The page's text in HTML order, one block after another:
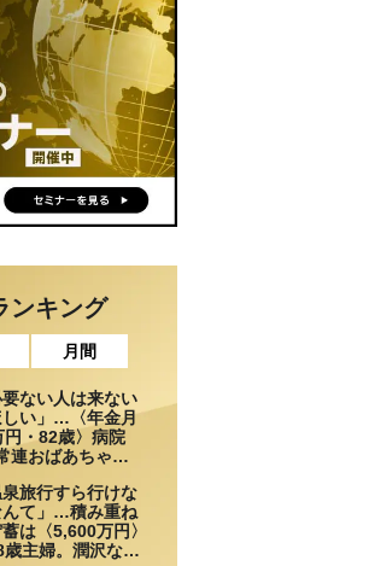
ンキング
月間
要ない人は来ない
しい」…〈年金月
円・82歳〉病院
連おばあちゃ
の本音。それでも
ける理由
泉旅行すら行けな
んて」…積み重ね
は〈5,600万円〉
歳主婦。潤沢な老